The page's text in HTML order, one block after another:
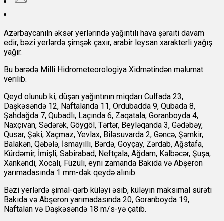
Azərbaycanıln əksər yerlərində yağıntılı hava şəraiti davam
edir, bəzi yerlərdə şimşək çaxır, arabir leysan xarakterli yağış
yağır.
Bu barədə Milli Hidrometeorologiya Xidmətindən məlumat
verilib.
Qeyd olunub ki, düşən yağıntının miqdarı Culfada 23,
Daşkəsəndə 12, Naftalanda 11, Ordubadda 9, Qubada 8,
Şahdağda 7, Qubadlı, Laçında 6, Zaqatala, Goranboyda 4,
Naxçıvan, Sədərək, Göygöl, Tərtər, Beyləqanda 3, Gədəbəy,
Qusar, Şəki, Xaçmaz, Yevlax, Biləsuvarda 2, Gəncə, Şəmkir,
Balakən, Qəbələ, İsmayıllı, Bərdə, Göyçay, Zərdab, Ağstafa,
Kürdəmir, İmişli, Sabirabad, Neftçala, Ağdam, Kəlbəcər, Şuşa,
Xankəndi, Xocalı, Füzuli, eyni zamanda Bakıda və Abşeron
yarımadasında 1 mm-dək qeydə alınıb.
Bəzi yerlərdə şimal-qərb küləyi əsib, küləyin maksimal sürəti
Bakıda və Abşeron yarımadasında 20, Goranboyda 19,
Naftalan və Daşkəsəndə 18 m/s-yə çatıb.